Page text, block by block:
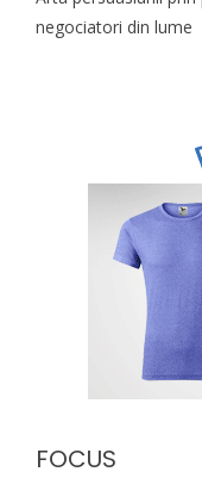
negociatori din lume
FOCUS